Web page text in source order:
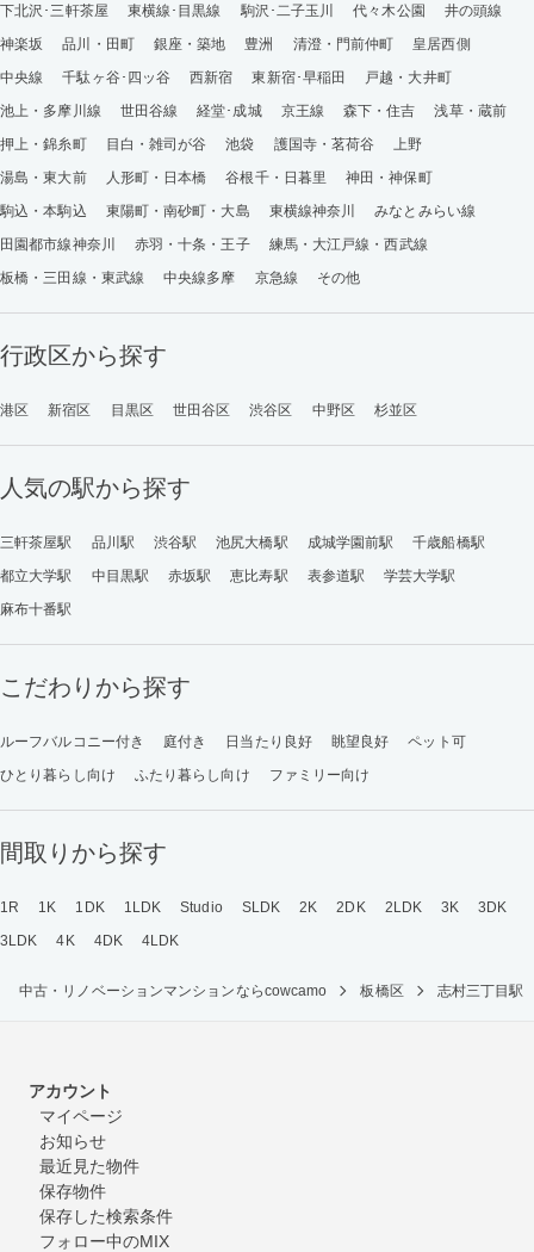
下北沢･三軒茶屋
東横線･目黒線 駒沢･二子玉川 代々木公園
井の頭線
神楽坂
品川・田町 銀座・築地 豊洲 清澄・門前仲町
皇居西側
中央線
千駄ヶ谷･四ッ谷 西新宿 東新宿･早稲田
戸越・大井町
池上・多摩川線
世田谷線 経堂･成城 京王線 森下・住吉
浅草・蔵前
押上・錦糸町
目白・雑司が谷 池袋 護国寺・茗荷谷
上野
湯島・東大前
人形町・日本橋 谷根千・日暮里
神田・神保町
駒込・本駒込
東陽町・南砂町・大島 東横線神奈川
みなとみらい線
田園都市線神奈川
赤羽・十条・王子
練馬・大江戸線・西武線
板橋・三田線・東武線
中央線多摩 京急線 その他
行政区から探す
港区 新宿区 目黒区 世田谷区 渋谷区 中野区 杉並区
人気の駅から探す
三軒茶屋駅 品川駅 渋谷駅 池尻大橋駅 成城学園前駅
千歳船橋駅
都立大学駅
中目黒駅 赤坂駅 恵比寿駅 表参道駅
学芸大学駅
麻布十番駅
こだわりから探す
ルーフバルコニー付き 庭付き 日当たり良好 眺望良好
ペット可
ひとり暮らし向け
ふたり暮らし向け ファミリー向け
間取りから探す
1R 1K 1DK 1LDK Studio SLDK 2K 2DK 2LDK 3K
3DK
3LDK
4K 4DK 4LDK
中古・リノベーションマンションならcowcamo 板橋区 志村三丁目駅
アカウント
マイページ
お知らせ
最近見た物件
保存物件
保存した検索条件
フォロー中のMIX